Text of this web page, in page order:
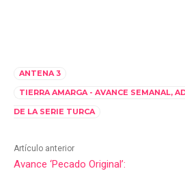
ANTENA 3
TIERRA AMARGA - AVANCE SEMANAL,
DE LA SERIE TURCA
Artículo anterior
Avance ‘Pecado Original’: